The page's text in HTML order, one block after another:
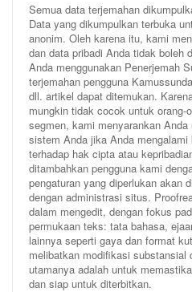
Semua data terjemahan
Data yang dikumpulkan terbuka
anonim. Oleh karena itu, kami
dan data pribadi Anda tidak boleh
Anda menggunakan Penerjemah
terjemahan pengguna
dll. artikel dapat ditemukan.
mungkin tidak cocok untuk orang-
segmen, kami menyarankan
sistem Anda jika Anda
terhadap hak cipta atau
ditambahkan pengguna kami
pengaturan yang diperlukan akan
dengan administrasi situs.
dalam mengedit, dengan fokus
permukaan teks: tata bahasa,
lainnya seperti gaya dan format
melibatkan modifikasi
utamanya adalah untuk
dan siap untuk diterbitkan.